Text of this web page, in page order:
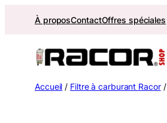
À proposContactOffres spéciales
Accueil / Filtre à carburant Racor/